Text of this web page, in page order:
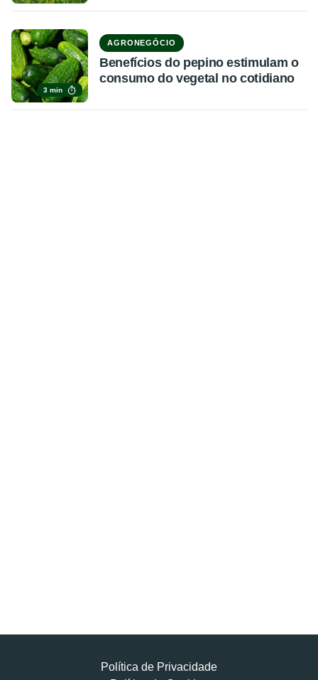
3 min
AGRONEGÓCIO
Benefícios do pepino estimulam o
consumo do vegetal no cotidiano
Política de Privacidade